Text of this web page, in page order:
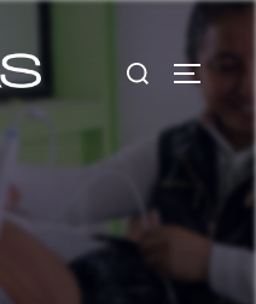
Buscar: